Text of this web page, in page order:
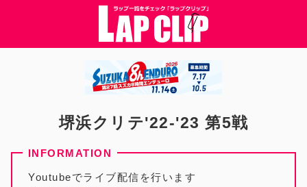
堺浜クリテ'22-'23 第5戦
Youtubeでライブ配信を行います